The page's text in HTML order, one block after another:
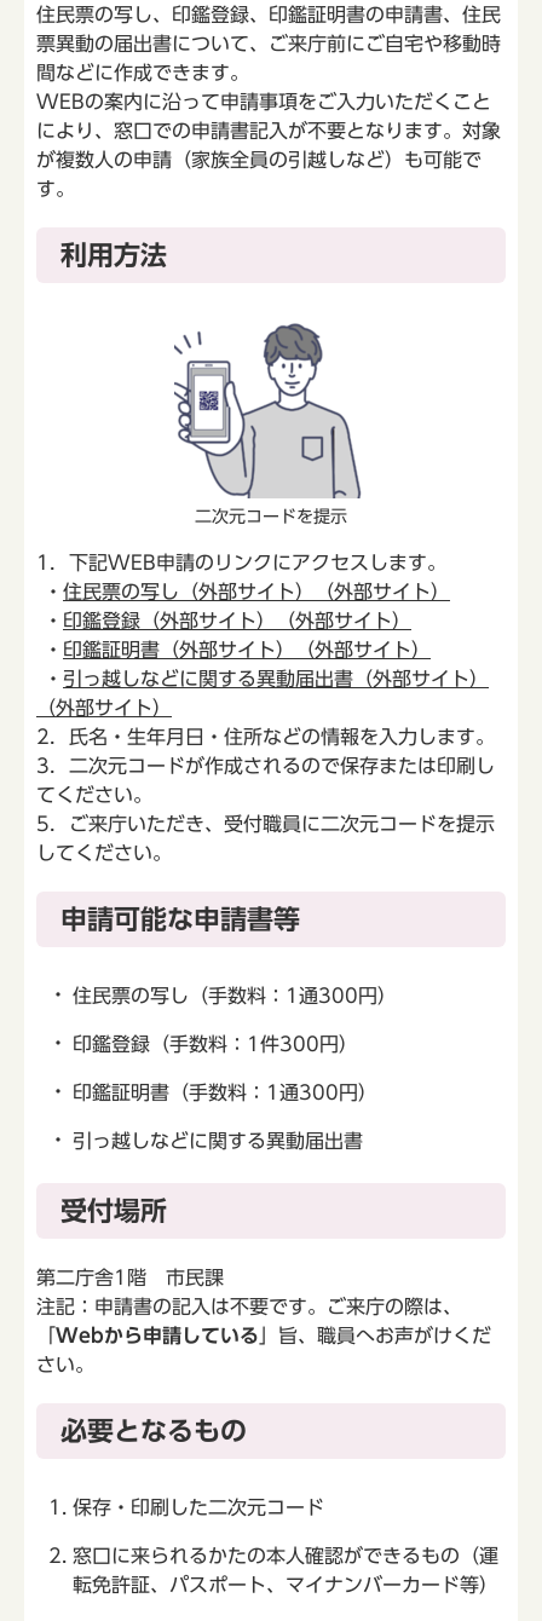
住民票の写し、印鑑登録、印鑑証明書の申請書、住民
票異動の届出書について、ご来庁前にご自宅や移動時
間などに作成できます。
WEBの案内に沿って申請事項をご入力いただくこと
により、窓口での申請書記入が不要となります。対象
が複数人の申請（家族全員の引越しなど）も可能で
す。
利用方法
二次元コードを提示
1．下記WEB申請のリンクにアクセスします。
・ 住民票の写し（外部サイト）（外部サイト）
・ 印鑑登録（外部サイト）（外部サイト）
・ 印鑑証明書（外部サイト）（外部サイト）
・ 引っ越しなどに関する異動届出書（外部サイト）
（外部サイト）
2．氏名・生年月日・住所などの情報を入力します。
3．二次元コードが作成されるので保存または印刷し
てください。
5．ご来庁いただき、受付職員に二次元コードを提示
してください。
申請可能な申請書等
住民票の写し（手数料：1通300円）
印鑑登録（手数料：1件300円）
印鑑証明書（手数料：1通300円）
引っ越しなどに関する異動届出書
受付場所
第二庁舎1階 市民課
注記：申請書の記入は不要です。ご来庁の際は、
Webから申請している 」旨、職員へお声がけくだ
さい。
必要となるもの
保存・印刷した二次元コード
窓口に来られるかたの本人確認ができるもの（運
転免許証、パスポート、マイナンバーカード等）